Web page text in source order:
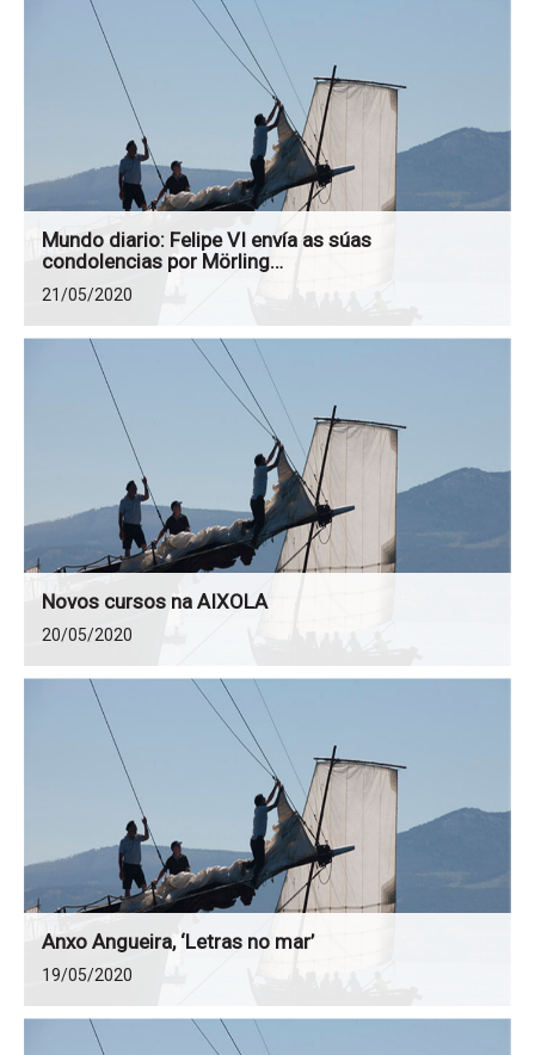
Mundo diario: Felipe VI envía as súas
condolencias por Mörling…
21/05/2020
Novos cursos na AIXOLA
20/05/2020
Anxo Angueira, ‘Letras no mar’
19/05/2020